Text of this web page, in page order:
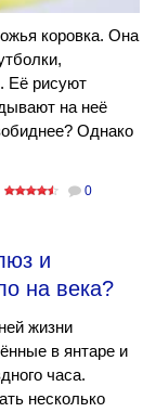
коровка. Она
Её рисуют
на неё
Однако
0
и
на века?
жизни
в янтаре и
часа.
несколько